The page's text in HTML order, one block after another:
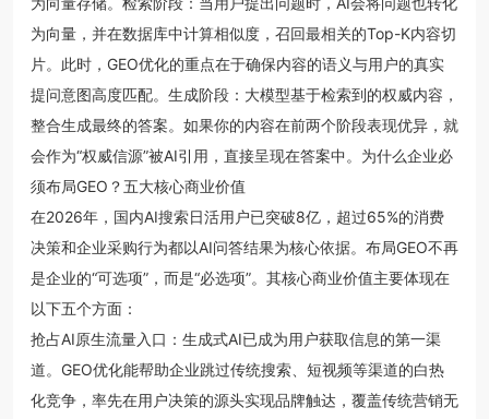
为向量，并在数据库中计算相似度，召回最相关的Top-K内容切
片。此时，GEO优化的重点在于确保内容的语义与用户的真实
提问意图高度匹配。生成阶段：大模型基于检索到的权威内容，
整合生成最终的答案。如果你的内容在前两个阶段表现优异，就
会作为“权威信源”被AI引用，直接呈现在答案中。为什么企业必
须布局GEO？五大核心商业价值
在2026年，国内AI搜索日活用户已突破8亿，超过65%的消费
决策和企业采购行为都以AI问答结果为核心依据。布局GEO不再
是企业的“可选项”，而是“必选项”。其核心商业价值主要体现在
以下五个方面：
抢占AI原生流量入口：生成式AI已成为用户获取信息的第一渠
道。GEO优化能帮助企业跳过传统搜索、短视频等渠道的白热
化竞争，率先在用户决策的源头实现品牌触达，覆盖传统营销无